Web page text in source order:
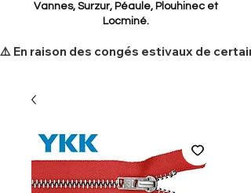
Vannes, Surzur, Péaule, Plouhinec et
Locminé.
​⚠️ En raison des congés estivaux de